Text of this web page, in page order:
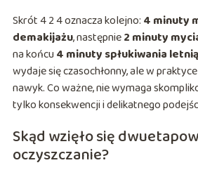
Skrót 4 2 4 oznacza kolejno: 4 minuty
demakijażu, następnie2 minuty
na końcu4 minuty spłukiwania
wydaje się czasochłonny, ale w
nawyk. Co ważne, nie wymaga
tylko konsekwencji i delikatnego
Skąd wzięło się
oczyszczanie?